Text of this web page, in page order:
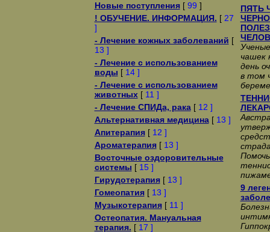
Новые поступления[ 99 ]
! ОБУЧЕНИЕ. ИНФОРМАЦИЯ. [ 27
]
- Лечение кожных заболеваний [
13 ]
- Лечение с использованием
воды [ 14 ]
- Лечение с использованием
животных[ 11 ]
- Лечение СПИДа, рака[ 12 ]
Альтернативная медицина[ 13 ]
Апитерапия[ 12 ]
Ароматерапия[ 13 ]
Восточные оздоровительные
системы [ 15 ]
Гирудотерапия[ 13 ]
Гомеопатия[ 13 ]
Музыкотерапия[ 11 ]
Остеопатия. Мануальная
терапия. [ 17 ]
ПЯТЬ
чашек
день
в том
9